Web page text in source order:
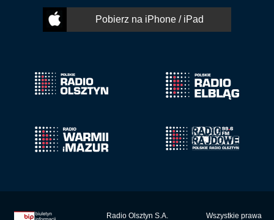
Pobierz na iPhone / iPad
Radio Olsztyn S.A. Wszystkie prawa